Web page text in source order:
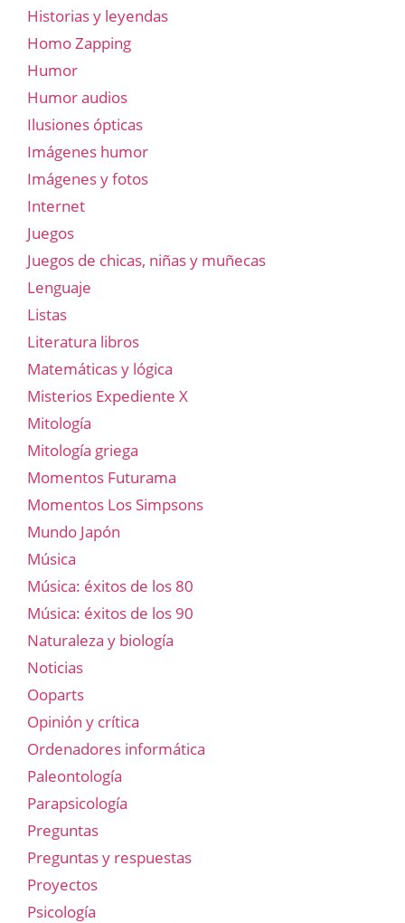
Historias y leyendas
Homo Zapping
Humor
Humor audios
Ilusiones ópticas
Imágenes humor
Imágenes y fotos
Internet
Juegos
Juegos de chicas, niñas y muñecas
Lenguaje
Listas
Literatura libros
Matemáticas y lógica
Misterios Expediente X
Mitología
Mitología griega
Momentos Futurama
Momentos Los Simpsons
Mundo Japón
Música
Música: éxitos de los 80
Música: éxitos de los 90
Naturaleza y biología
Noticias
Ooparts
Opinión y crítica
Ordenadores informática
Paleontología
Parapsicología
Preguntas
Preguntas y respuestas
Proyectos
Psicología